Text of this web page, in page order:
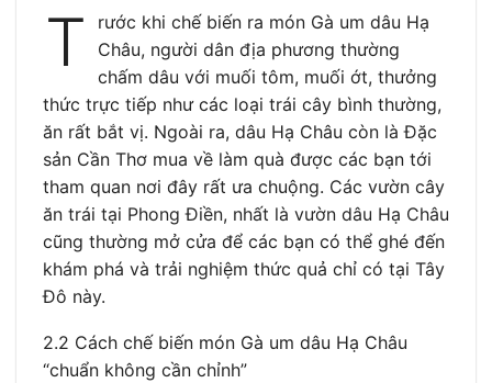
T
rước khi chế biến ra món Gà um dâu Hạ
Châu, người dân địa phương thường
chấm dâu với muối tôm, muối ớt, thưởng
thức trực tiếp như các loại trái cây bình thường,
ăn rất bắt vị. Ngoài ra, dâu Hạ Châu còn là Đặc
sản Cần Thơ mua về làm quà được các bạn tới
tham quan nơi đây rất ưa chuộng. Các vườn cây
ăn trái tại Phong Điền, nhất là vườn dâu Hạ Châu
cũng thường mở cửa để các bạn có thể ghé đến
khám phá và trải nghiệm thức quả chỉ có tại Tây
Đô này.
2.2 Cách chế biến món Gà um dâu Hạ Châu
“chuẩn không cần chỉnh”